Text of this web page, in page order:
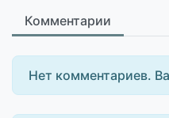
Комментарии
Нет комментариев.